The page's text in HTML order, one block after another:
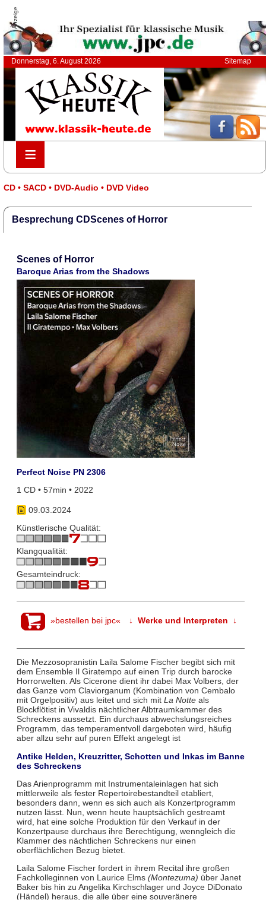
Anzeige
Donnerstag, 6. August 2026 Sitemap
≡
≡
CD • SACD • DVD-Audio • DVD Video
Besprechung CDScenes of Horror
Scenes of Horror
Baroque Arias from the Shadows
Perfect Noise PN 2306
1 CD • 57min • 2022
09.03.2024
Künstlerische Qualität:
Klangqualität:
Gesamteindruck:
»bestellen bei jpc« ↓ Werke und Interpreten ↓
Die Mezzosopranistin Laila Salome Fischer begibt sich mit
dem Ensemble Il Giratempo auf einen Trip durch barocke
Horrorwelten. Als Cicerone dient ihr dabei Max Volbers, der
das Ganze vom Claviorganum (Kombination von Cembalo
mit Orgelpositiv) aus leitet und sich mit La Notteals
Blockflötist in Vivaldis nächtlicher Albtraumkammer des
Schreckens aussetzt. Ein durchaus abwechslungsreiches
Programm, das temperamentvoll dargeboten wird, häufig
aber allzu sehr auf puren Effekt angelegt ist
Antike Helden, Kreuzritter, Schotten und Inkas im Banne
des Schreckens
Das Arienprogramm mit Instrumentaleinlagen hat sich
mittlerweile als fester Repertoirebestandteil etabliert,
besonders dann, wenn es sich auch als Konzertprogramm
nutzen lässt. Nun, wenn heute hauptsächlich gestreamt
wird, hat eine solche Produktion für den Verkauf in der
Konzertpause durchaus ihre Berechtigung, wenngleich die
Klammer des nächtlichen Schreckens nur einen
oberflächlichen Bezug bietet.
Laila Salome Fischer fordert in ihrem Recital ihre großen
Fachkolleginnen von Laurice Elms (Montezuma) über Janet
Baker bis hin zu Angelika Kirchschlager und Joyce DiDonato
(Händel) heraus, die alle über eine souveränere